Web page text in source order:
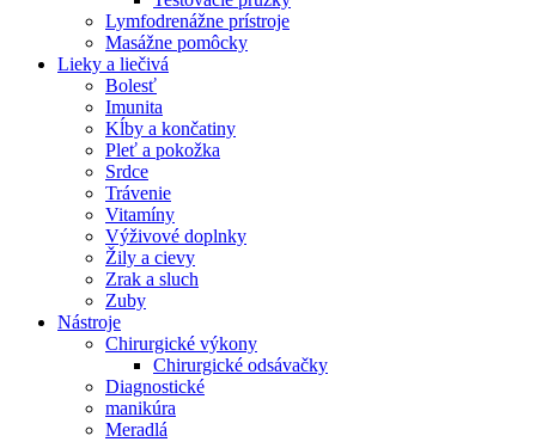
Lymfodrenážne prístroje
Masážne pomôcky
Lieky a liečivá
Bolesť
Imunita
Kĺby a končatiny
Pleť a pokožka
Srdce
Trávenie
Vitamíny
Výživové doplnky
Žily a cievy
Zrak a sluch
Zuby
Nástroje
Chirurgické výkony
Chirurgické odsávačky
Diagnostické
manikúra
Meradlá